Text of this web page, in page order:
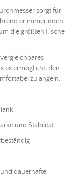
sorgt für
er immer noch
die größten Fische
es ermöglicht, den
zu angeln.
und Stabilität
dauerhafte